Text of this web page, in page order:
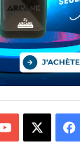
فيسبوك